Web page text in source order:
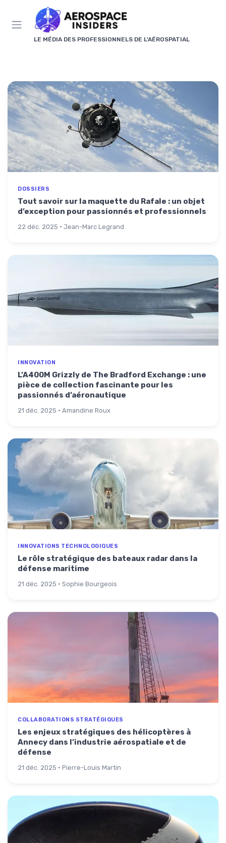
LE MÉDIA DES PROFESSIONNELS DE L'AÉROSPATIAL
DOSSIERS
Tout savoir sur la maquette du Rafale : un objet
d’exception pour passionnés et professionnels
22 déc. 2025 · Jean-Marc Legrand
INNOVATION
L’A400M Grizzly de The Bradford Exchange : une
pièce de collection fascinante pour les
passionnés d’aéronautique
21 déc. 2025 · Amandine Roux
INNOVATIONS TECHNOLOGIQUES
Le rôle stratégique des bateaux radar dans la
défense maritime
21 déc. 2025 · Sophie Bourgeois
COLLABORATIONS STRATÉGIQUES
Les enjeux stratégiques des hélicoptères à
Annecy dans l’industrie aérospatiale et de
défense
21 déc. 2025 · Pierre-Louis Martin
Panneau de gestion des cookies